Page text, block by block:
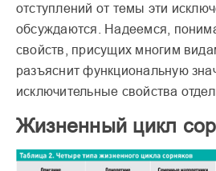
отступлений от темы эти
обсуждаются. Надеемся,
свойств, присущих многим
разъяснит функциональную
исключительные свойства
Жизненный цикл